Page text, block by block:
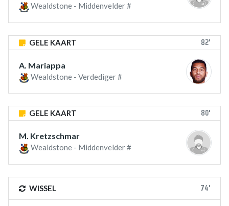
Wealdstone - Middenvelder #
GELE KAART 82'
A. Mariappa
Wealdstone - Verdediger #
GELE KAART 80'
M. Kretzschmar
Wealdstone - Middenvelder #
WISSEL 74'